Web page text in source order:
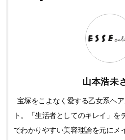
山本浩未
宝塚をこよなく愛する乙女系ヘ
ト。「生活者としてのキレイ」を
でわかりやすい美容理論を元にメ